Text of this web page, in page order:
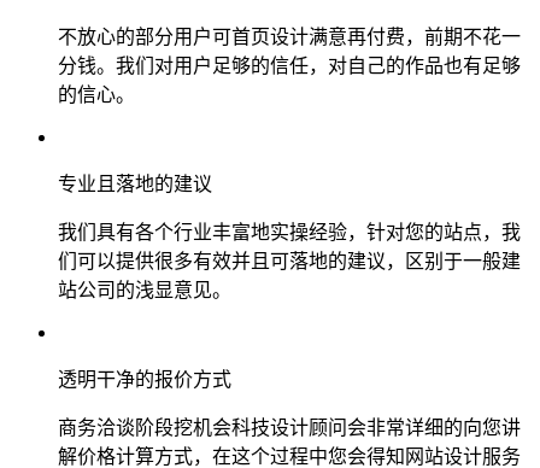
不放心的部分用户可首页设计满意再付费，前期不花一
分钱。我们对用户足够的信任，对自己的作品也有足够
的信心。
专业且落地的建议
我们具有各个行业丰富地实操经验，针对您的站点，我
们可以提供很多有效并且可落地的建议，区别于一般建
站公司的浅显意见。
透明干净的报价方式
商务洽谈阶段挖机会科技设计顾问会非常详细的向您讲
解价格计算方式，在这个过程中您会得知网站设计服务